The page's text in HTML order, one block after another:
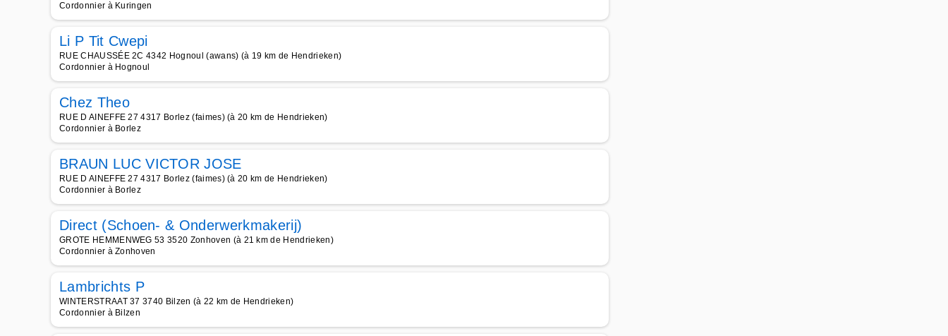
Cordonnier à Kuringen
Li P Tit Cwepi
RUE CHAUSSÉE 2C 4342 Hognoul (awans) (à 19 km de Hendrieken)
Cordonnier à Hognoul
Chez Theo
RUE D AINEFFE 27 4317 Borlez (faimes) (à 20 km de Hendrieken)
Cordonnier à Borlez
BRAUN LUC VICTOR JOSE
RUE D AINEFFE 27 4317 Borlez (faimes) (à 20 km de Hendrieken)
Cordonnier à Borlez
Direct (Schoen- & Onderwerkmakerij)
GROTE HEMMENWEG 53 3520 Zonhoven (à 21 km de Hendrieken)
Cordonnier à Zonhoven
Lambrichts P
WINTERSTRAAT 37 3740 Bilzen (à 22 km de Hendrieken)
Cordonnier à Bilzen